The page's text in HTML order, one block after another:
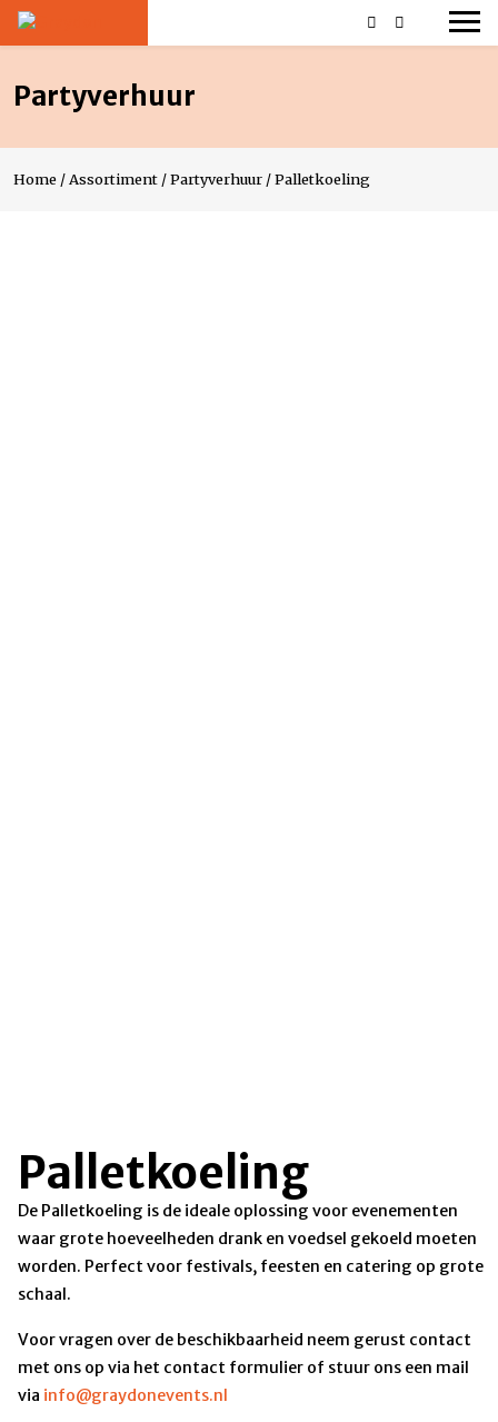
Partyverhuur
Home / Assortiment /Partyverhuur /Palletkoeling
Palletkoeling
De Palletkoeling is de ideale oplossing voor evenementen
waar grote hoeveelheden drank en voedsel gekoeld moeten
worden. Perfect voor festivals, feesten en catering op grote
schaal.
Voor vragen over de beschikbaarheid neem gerust contact
met ons op via het contact formulier of stuur ons een mail
via info@graydonevents.nl